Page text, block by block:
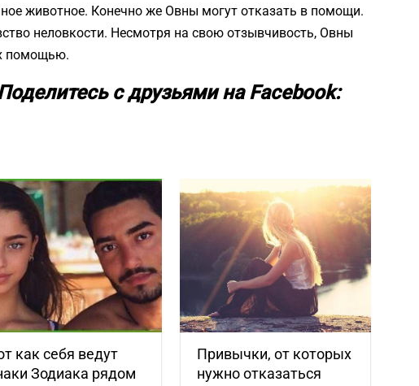
животное. Конечно же Овны могут отказать в помощи.
неловкости. Несмотря на свою отзывчивость, Овны
помощью.
с друзьями на Facebook:
как себя ведут
Зодиака рядом
Привычки, от которых
нужно отказаться